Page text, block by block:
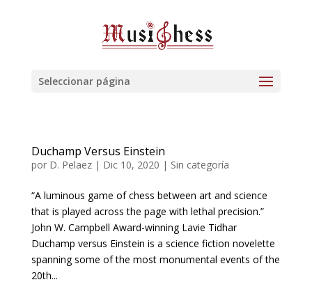
Seleccionar página
Duchamp Versus Einstein
por D. Pelaez| Dic 10, 2020 | Sin categoría
“A luminous game of chess between art and science
that is played across the page with lethal precision.”
John W. Campbell Award-winning Lavie Tidhar
Duchamp versus Einstein is a science fiction novelette
spanning some of the most monumental events of the
20th...